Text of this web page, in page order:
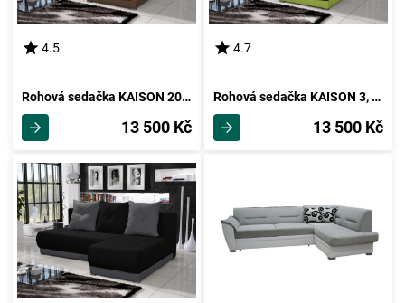
4.5
Rohová sedačka KAISON 20, oranžová/hnědá
13 500 Kč
4.7
Rohová sedačka KAISON 3, černá/zelená
13 500 Kč